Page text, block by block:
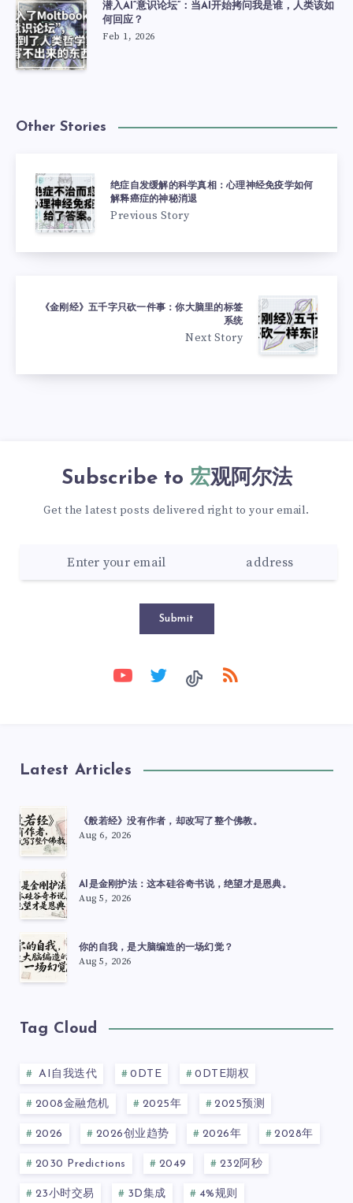
潜入AI“意识论坛”：当AI开始拷问我是谁，人类该如
何回应？
Feb 1, 2026
Other Stories
绝症自发缓解的科学真相：心理神经免疫学如何
解释癌症的神秘消退
Previous Story
《金刚经》五千字只砍一件事：你大脑里的标签
系统
Next Story
Subscribe to 宏观阿尔法
Get the latest posts delivered right to your email.
Submit
Latest Articles
《般若经》没有作者，却改写了整个佛教。
Aug 6, 2026
AI是金刚护法：这本硅谷奇书说，绝望才是恩典。
Aug 5, 2026
你的自我，是大脑编造的一场幻觉？
Aug 5, 2026
Tag Cloud
AI自我迭代 0DTE 0DTE期权
2008金融危机 2025年 2025预测
2026 2026创业趋势 2026年 2028年
2030 Predictions 2049 232阿秒
23小时交易 3D集成 4%规则